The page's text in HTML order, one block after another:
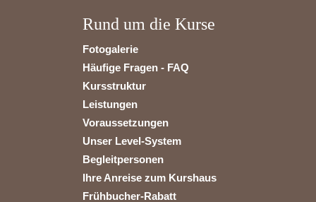
Rund um die Kurse
Fotogalerie
Häufige Fragen - FAQ
Kursstruktur
Leistungen
Voraussetzungen
Unser Level-System
Begleitpersonen
Ihre Anreise zum Kurshaus
Frühbucher-Rabatt